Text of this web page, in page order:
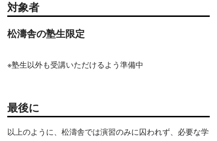
対象者
松濤舎の塾生限定
※塾生以外も受講いただけるよう準備中
最後に
以上のように、松濤舎では演習のみに囚われず、必要な学